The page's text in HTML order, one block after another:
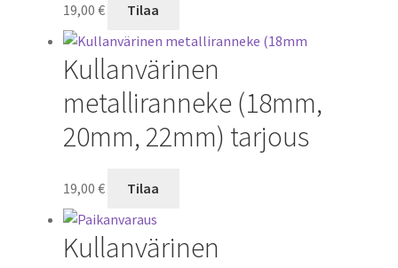
19,00 € Tilaa
Kullanvärinen
metalliranneke (18mm,
20mm, 22mm) tarjous
19,00 € Tilaa
Kullanvärinen